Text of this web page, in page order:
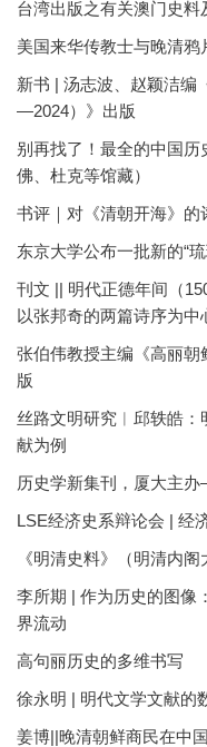
台湾出版之有关澳门史
美国来华传教士与晚清鸦
新书 | 汤志波、赵颖洁编
—2024）》出版
别再找了！最全的中国
佛、杜克等馆藏）
书评｜对《清朝开海》的
东京大学公布一批新的“
刊文 || 明代正德年间（
以张邦奇的两篇诗序为中
张伯伟教授主编《高丽朝
版
丝路文明研究︱邱轶皓
献为例
历史学新集刊，厦大主
LSE经济史系辩论会 | 经
《明清史料》（明清内阁
李所期 | 作为历史的图像
界流动
高句丽历史的多维书写
徐永明 | 明代文学文献的
姜博||晚清朝鲜商民在中